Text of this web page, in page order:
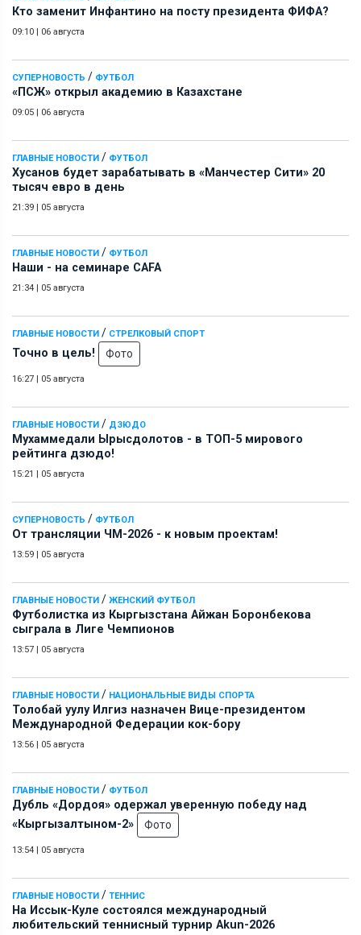
Кто заменит Инфантино на посту президента ФИФА?
09:10 06 августа
СУПЕРНОВОСТЬ / ФУТБОЛ
«ПСЖ» открыл академию в Казахстане
09:05 06 августа
ГЛАВНЫЕ НОВОСТИ / ФУТБОЛ
Хусанов будет зарабатывать в «Манчестер Сити» 20
тысяч евро в день
21:39 05 августа
ГЛАВНЫЕ НОВОСТИ / ФУТБОЛ
Наши - на семинаре СAFA
21:34 05 августа
ГЛАВНЫЕ НОВОСТИ / СТРЕЛКОВЫЙ СПОРТ
Точно в цель! Фото
16:27 05 августа
ГЛАВНЫЕ НОВОСТИ / ДЗЮДО
Мухаммедали Ырысдолотов - в ТОП-5 мирового
рейтинга дзюдо!
15:21 05 августа
СУПЕРНОВОСТЬ / ФУТБОЛ
От трансляции ЧМ-2026 - к новым проектам!
13:59 05 августа
ГЛАВНЫЕ НОВОСТИ / ЖЕНСКИЙ ФУТБОЛ
Футболистка из Кыргызстана Айжан Боронбекова
сыграла в Лиге Чемпионов
13:57 05 августа
ГЛАВНЫЕ НОВОСТИ / НАЦИОНАЛЬНЫЕ ВИДЫ СПОРТА
Толобай уулу Илгиз назначен Вице-президентом
Международной Федерации кок-бору
13:56 05 августа
ГЛАВНЫЕ НОВОСТИ / ФУТБОЛ
Дубль «Дордоя» одержал уверенную победу над
«Кыргызалтыном-2»
Фото
13:54 05 августа
ГЛАВНЫЕ НОВОСТИ / ТЕННИС
На Иссык-Куле состоялся международный
любительский теннисный турнир Akun-2026